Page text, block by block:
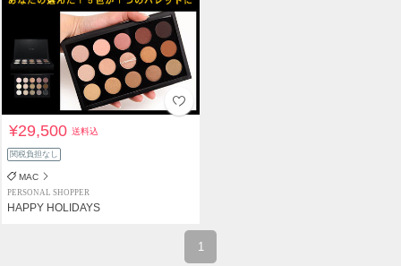
¥29,500送料込
関税負担なし
MAC
PERSONAL SHOPPER
HAPPY HOLIDAYS
1